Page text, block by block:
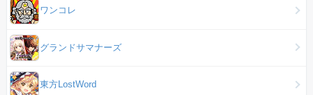
ワンコレ
グランドサマナーズ
東方LostWord